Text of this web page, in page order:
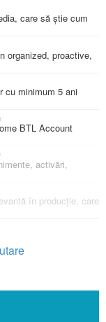
care să știe cum
organized, proactive,
cu minimum 5 ani
BTL Account
activări,
în producție, care